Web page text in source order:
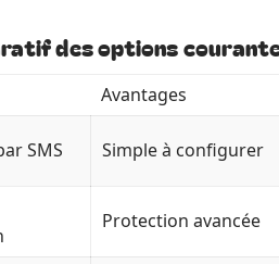
des options
Avantages
SMS Simple à configurer
Protection avancée